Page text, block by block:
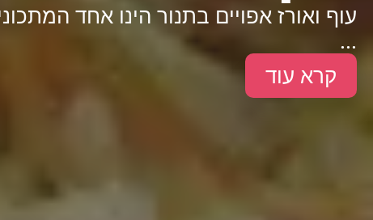
עוף ואורז אפויים בתנור הינו אחד
...
קרא עוד